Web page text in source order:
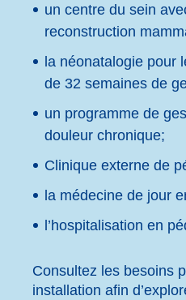
un centre du sein
reconstruction
la néonatalogie pour
de 32 semaines de
un programme de
douleur chronique;
Clinique externe de
la médecine de jour
l’hospitalisation en
Consultez les besoins
installation afin